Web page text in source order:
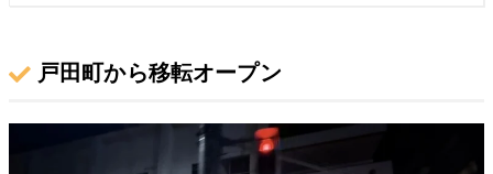
戸田町から移転オープン